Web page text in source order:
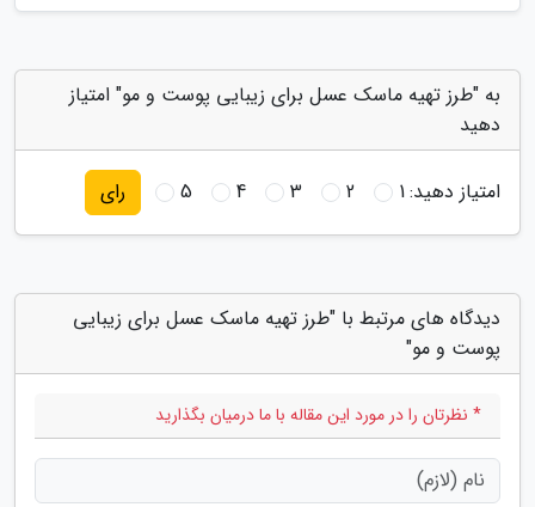
به "طرز تهیه ماسک عسل برای زیبایی پوست و مو" امتیاز
دهید
امتیاز دهید:1
2
3
4
5 رای
دیدگاه های مرتبط با "طرز تهیه ماسک عسل برای زیبایی
پوست و مو"
* نظرتان را در مورد این مقاله با ما درمیان بگذارید